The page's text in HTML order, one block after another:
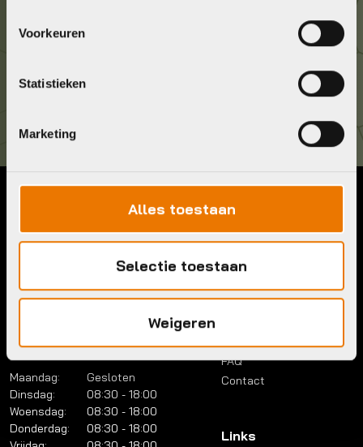
Voorkeuren
Statistieken
Marketing
Alles toestaan
Selectie toestaan
Weigeren
Brouwerstraat 8B
Telefoon:
036 5304422
info@bykestore.nl
Brouwerstraat 8B
1315 BP Almere
Openingstijden
Maandag:
Gesloten
Dinsdag:
08:30 - 18:00
Woensdag:
08:30 - 18:00
Donderdag:
08:30 - 18:00
Menu
Account
Lease a bike
Over ons
FAQ
Contact
Links